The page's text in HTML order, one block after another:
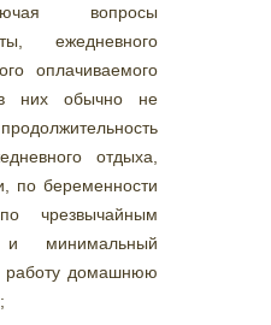
вопросы
ежедневного
оплачиваемого
в них обычно не
отдыха,
по беременности
чрезвычайным
и минимальный
работу домашнюю